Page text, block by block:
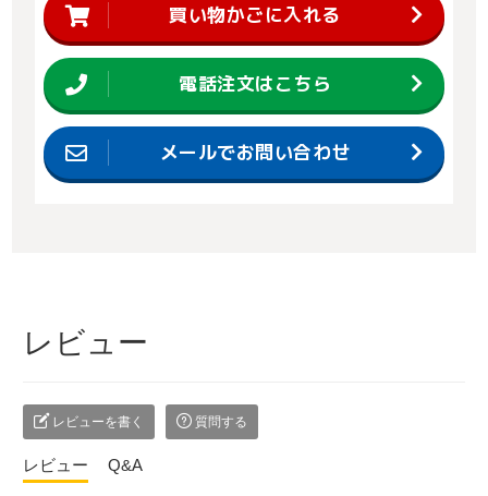
買い物かごに入れる
電話注文はこちら
メールでお問い合わせ
レビュー
レビューを書く 質問する
レビュー Q&A